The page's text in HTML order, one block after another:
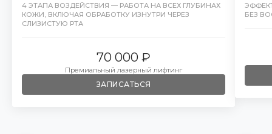
4 ЭТАПА ВОЗДЕЙСТВИЯ — РАБОТА НА ВСЕХ ГЛУБИНАХ
КОЖИ, ВКЛЮЧАЯ ОБРАБОТКУ ИЗНУТРИ ЧЕРЕЗ
СЛИЗИСТУЮ РТА
70 000 ₽
Премиальный лазерный лифтинг
ЗАПИСАТЬСЯ
БЕЗ